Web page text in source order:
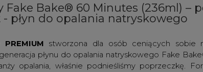
Bake® 60 Minutes (236ml) –
płyn do opalania natryskowego
stworzona dla osób ceniących sobie
płynu do opalania natryskowego Fake
opalania, właśnie podnieśliśmy poprzeczkę.